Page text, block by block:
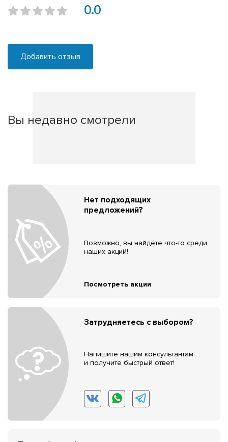
0.0
Добавить отзыв
Вы недавно смотрели
Нет подходящих
предложений?
Возможно, вы найдёте что-то среди
наших акций!
Посмотреть акции
Затрудняетесь с выбором?
Напишите нашим консультантам
и получите быстрый ответ!